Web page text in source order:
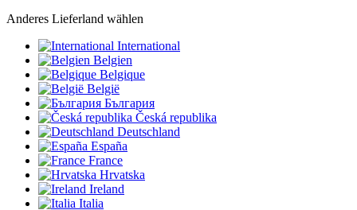
Anderes Lieferland wählen
International
Belgien
Belgique
België
България
Česká republika
Deutschland
España
France
Hrvatska
Ireland
Italia